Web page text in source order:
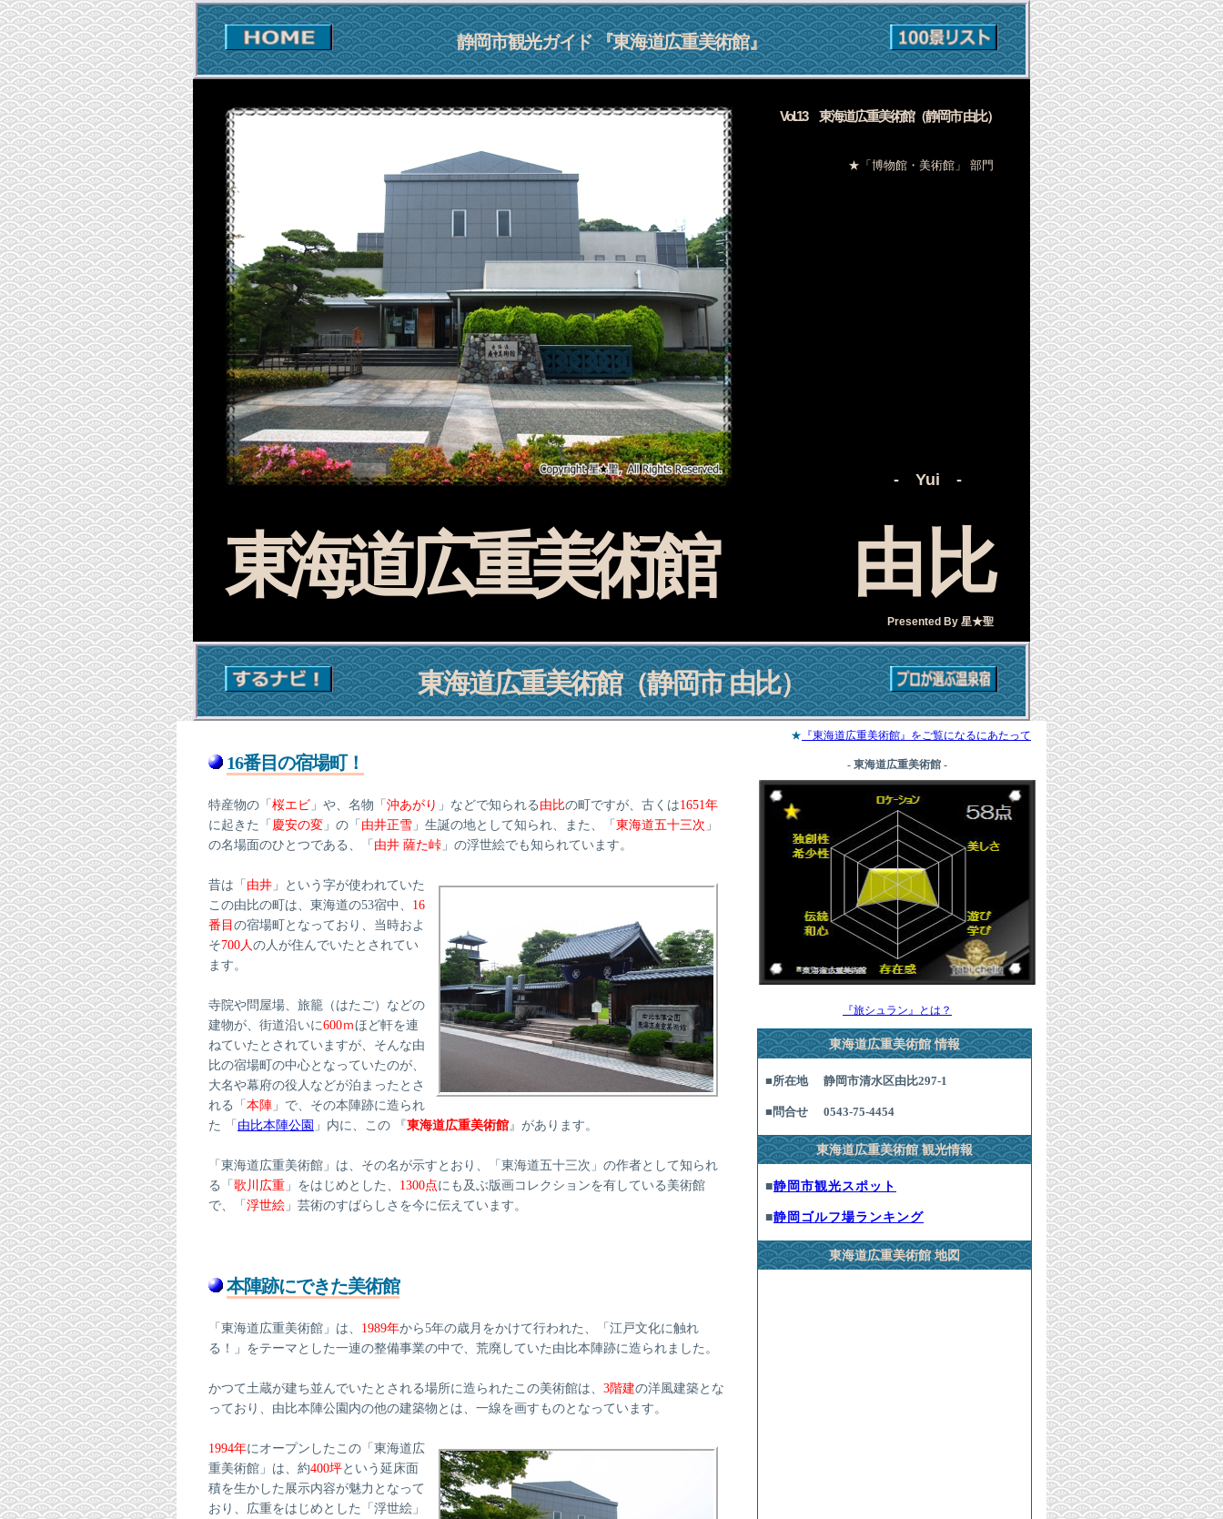
静岡市観光ガイド 『東海道広重美術館』
Vol.13 東海道広重美術館（静岡市 由比）
★ 「博物館・美術館」 部門
- Yui -
東海道広重美術館 由比
Presented By 星★聖
東海道広重美術館（静岡市 由比）
★ 『東海道広重美術館』をご覧になるにあたって
16番目の宿場町！
特産物の「 桜エビ 」や、名物「 沖あがり 」などで知られる 由比の町ですが、古くは1651年
に起きた「 慶安の変 」の「 由井正雪 」生誕の地として知られ、また、「 東海道五十三次 」
の名場面のひとつである、「 由井 薩た峠 」の浮世絵でも知られています。
昔は「 由井 」という字が使われていた
この由比の町は、東海道の53宿中、 16
番目 の宿場町となっており、当時およ
そ700人の人が住んでいたとされてい
ます。
寺院や問屋場、旅籠（はたご）などの
建物が、街道沿いに600ｍほど軒を連
ねていたとされていますが、そんな由
比の宿場町の中心となっていたのが、
大名や幕府の役人などが泊まったとさ
れる「 本陣 」で、その本陣跡に造られ
た 「 由比本陣公園 」内に、この 『東海道広重美術館』があります。
「東海道広重美術館」は、その名が示すとおり、「東海道五十三次」の作者として知られ
る「 歌川広重 」をはじめとした、 1300点にも及ぶ版画コレクションを有している美術館
で、「 浮世絵 」芸術のすばらしさを今に伝えています。
本陣跡にできた美術館
「東海道広重美術館」は、 1989年から5年の歳月をかけて行われた、「江戸文化に触れ
る！」をテーマとした一連の整備事業の中で、荒廃していた由比本陣跡に造られました。
かつて土蔵が建ち並んでいたとされる場所に造られたこの美術館は、 3階建の洋風建築とな
っており、由比本陣公園内の他の建築物とは、一線を画すものとなっています。
1994年にオープンしたこの「東海道広
重美術館」は、約400坪という延床面
積を生かした展示内容が魅力となって
おり、広重をはじめとした「浮世絵」
- 東海道広重美術館 -
『旅シュラン』とは？
東海道広重美術館 情報
■所在地 静岡市清水区由比297-1
■問合せ 0543-75-4454
東海道広重美術館 観光情報
■静岡市観光スポット
■静岡ゴルフ場ランキング
東海道広重美術館 地図